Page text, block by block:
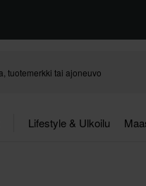
Lifestyle & Ulkoilu